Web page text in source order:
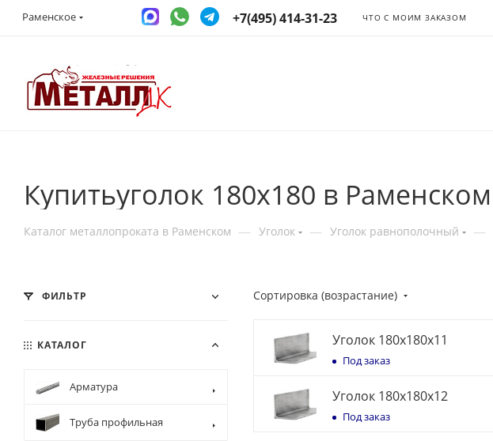
Раменское +7(495) 414-31-23 ЧТО С МОИМ ЗАКАЗОМ
Купитьуголок 180х180 в Раменском
Каталог металлопроката в Раменском — Уголок — Уголок равнополочный —
Сортировка (возрастание)
Уголок 180х180х11
Под заказ
Уголок 180х180х12
Под заказ
ФИЛЬТР
КАТАЛОГ
Арматура
Труба профильная